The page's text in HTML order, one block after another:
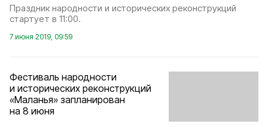
Праздник народности и исторических реконструкций
стартует в 11:00.
7 июня 2019, 09:59
Фестиваль народности
и исторических реконструкций
«Маланья» запланирован
на 8 июня